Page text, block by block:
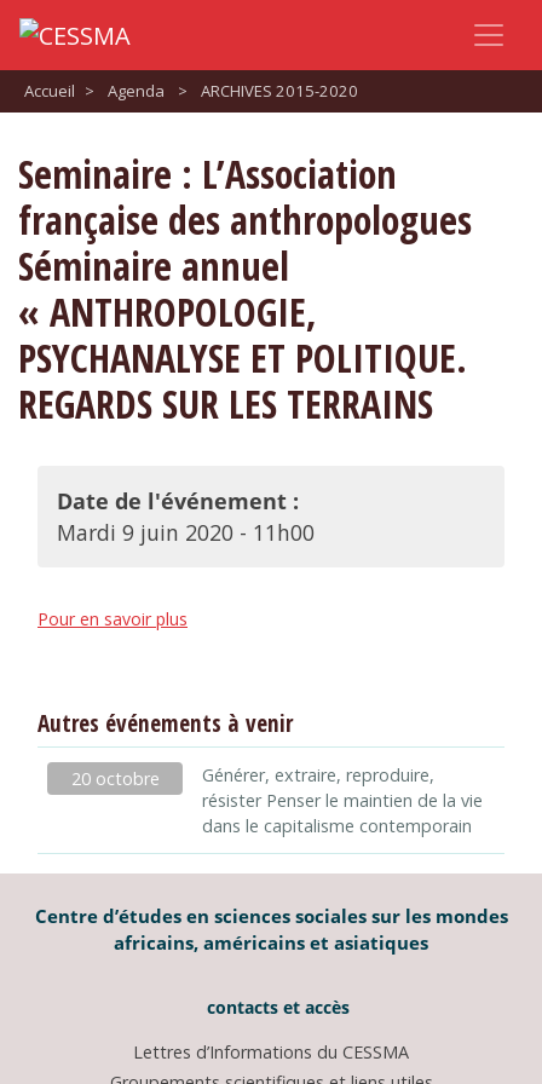
Accueil > Agenda > ARCHIVES 2015-2020
Seminaire : L’Association
française des anthropologues
Séminaire annuel
« ANTHROPOLOGIE,
PSYCHANALYSE ET POLITIQUE.
REGARDS SUR LES TERRAINS
Date de l'événement :
Mardi 9 juin 2020 - 11h00
Pour en savoir plus
Autres événements à venir
20 octobre
Générer, extraire, reproduire,
résister Penser le maintien de la vie
dans le capitalisme contemporain
Centre d’études en sciences sociales sur les mondes
africains, américains et asiatiques
contacts et accès
Lettres d’Informations du CESSMA